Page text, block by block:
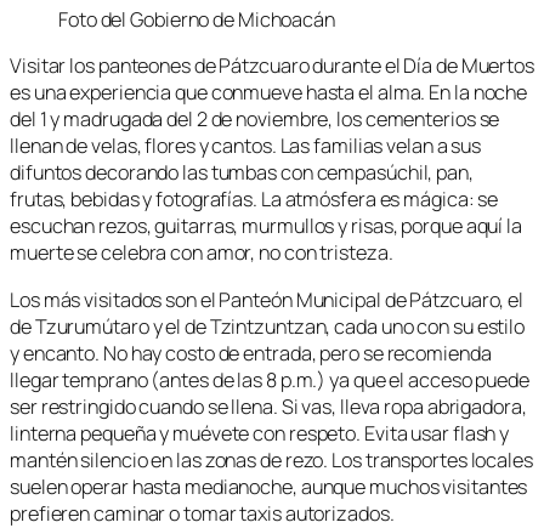
Foto del Gobierno de Michoacán
Visitar los panteones de Pátzcuaro durante el Día de Muertos
es una experiencia que conmueve hasta el alma. En la noche
del 1 y madrugada del 2 de noviembre, los cementerios se
llenan de velas, flores y cantos. Las familias velan a sus
difuntos decorando las tumbas con cempasúchil, pan,
frutas, bebidas y fotografías. La atmósfera es mágica: se
escuchan rezos, guitarras, murmullos y risas, porque aquí la
muerte se celebra con amor, no con tristeza.
Los más visitados son el Panteón Municipal de Pátzcuaro, el
de Tzurumútaro y el de Tzintzuntzan, cada uno con su estilo
y encanto. No hay costo de entrada, pero se recomienda
llegar temprano (antes de las 8 p.m.) ya que el acceso puede
ser restringido cuando se llena. Si vas, lleva ropa abrigadora,
linterna pequeña y muévete con respeto. Evita usar flash y
mantén silencio en las zonas de rezo. Los transportes locales
suelen operar hasta medianoche, aunque muchos visitantes
prefieren caminar o tomar taxis autorizados.